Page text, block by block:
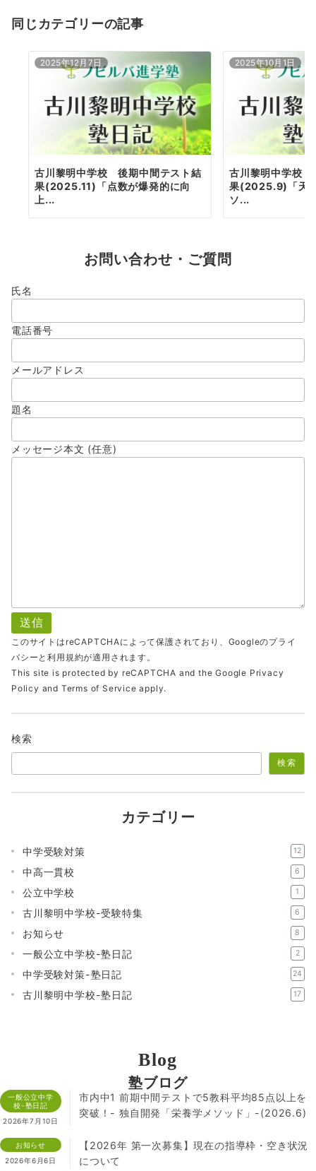
ン
同じカテゴリーの記事
2025年12月7日
古川黎明中学校 後期中間テスト結
果(2025.11)「点数が爆発的に向
上...
2025年10月1日
古川黎明中学校
果(2025.9)「天
ソ...
お問い合わせ・ご質問
氏名
電話番号
メールアドレス
題名
メッセージ本文 (任意)
このサイトはreCAPTCHAによって保護されており、Googleのプライ
バシー と利用規約が適用されます。
This site is protected by reCAPTCHA and the Google Privacy
Policy and Terms of Service apply.
検索
検索
カテゴリー
中学受験対策 12
中高一貫校 6
公立中学校 1
古川黎明中学校-受験特集 6
お知らせ 8
一般公立中学校-塾日記 2
中学受験対策-塾日記 24
古川黎明中学校-塾日記 17
Blog
塾ブログ
一般公立中学
校-塾日記
2026年7月10日
市内中1 前期中間テストで5教科平均85点以上を
突破！- 独自開発「栄養学メソッド」-(2026.6)
お知らせ
2026年6月6日
【2026年 第一次募集】現在の指導枠・空き状況
について